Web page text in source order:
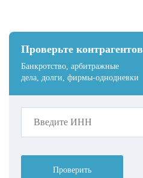
Проверьте контрагентов
Банкротство, арбитражные
дела, долги, фирмы-однодневки
Проверить